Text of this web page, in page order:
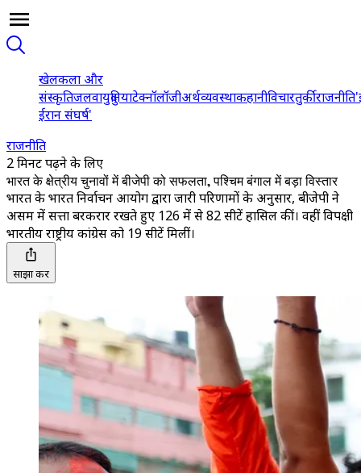
खेलकला और
संस्कृतिजलवायुदुनियाटेक्नॉलॉजीअर्थव्यवस्थाकहानीविचारतुर्कीराजनीति
ईरान संघर्ष'
राजनीति
2 मिनट पढ़ने के लिए
भारत के क्षेत्रीय चुनावों में बीजेपी को सफलता, पश्चिम बंगाल में बड़ा विस्तार
भारत के भारत निर्वाचन आयोग द्वारा जारी परिणामों के अनुसार, बीजेपी ने
असम में सत्ता बरकरार रखते हुए 126 में से 82 सीटें हासिल कीं। वहीं विपक्षी
भारतीय राष्ट्रीय कांग्रेस को 19 सीटें मिलीं।
साझा करें